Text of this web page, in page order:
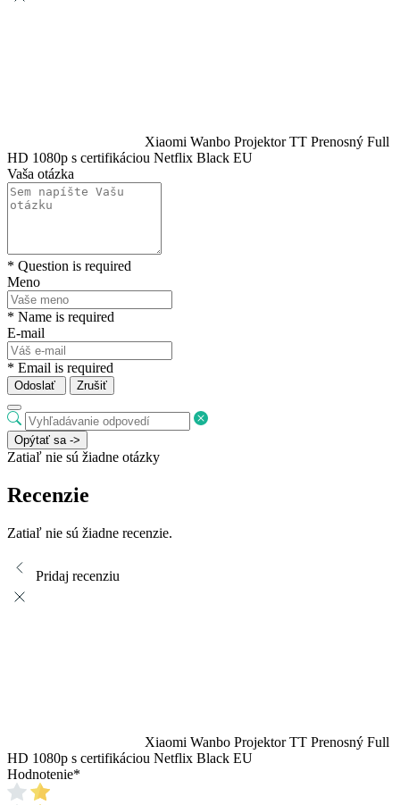
Xiaomi Wanbo Projektor TT Prenosný Full
HD 1080p s certifikáciou Netflix Black EU
Vaša otázka
* Question is required
Meno
* Name is required
E-mail
* Email is required
Odoslať Zrušiť
Opýtať sa ->
Zatiaľ nie sú žiadne otázky
Recenzie
Zatiaľ nie sú žiadne recenzie.
Pridaj recenziu
Xiaomi Wanbo Projektor TT Prenosný Full
HD 1080p s certifikáciou Netflix Black EU
Hodnotenie*